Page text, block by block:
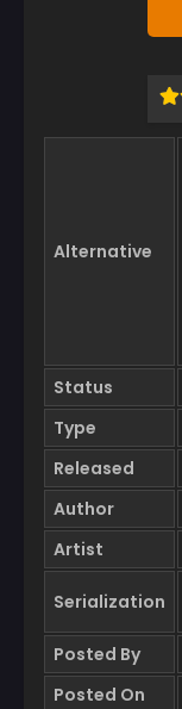
Alternative
Status
Type
Released
Author
Artist
Serialization
Posted By
Posted On